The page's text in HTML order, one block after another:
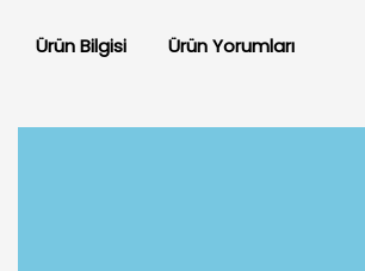
Ürün Bilgisi Ürün Yorumları